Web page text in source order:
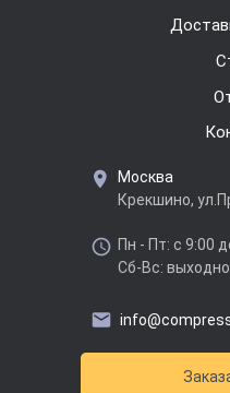
Москва
Крекшино,
Пн - Пт: с 9:00
Сб-Вс: